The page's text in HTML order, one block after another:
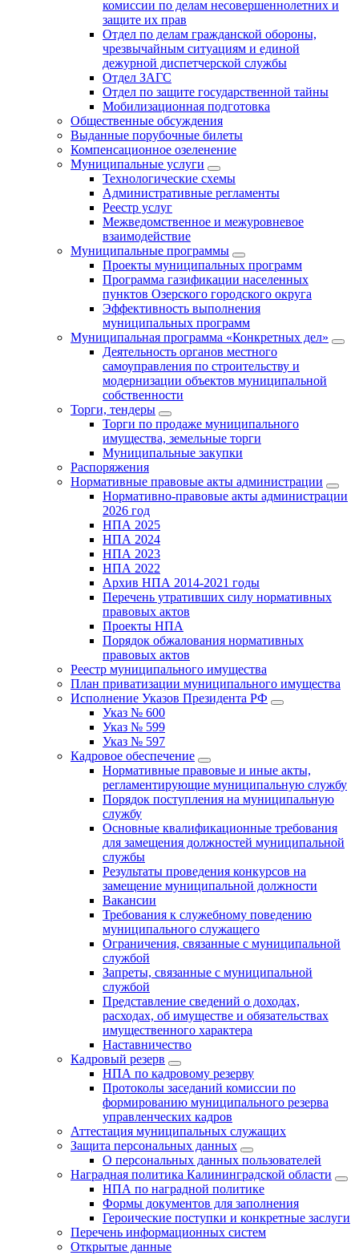
комиссии по делам несовершеннолетних и
защите их прав
Отдел по делам гражданской обороны,
чрезвычайным ситуациям и единой
дежурной диспетчерской службы
Отдел ЗАГС
Отдел по защите государственной тайны
Мобилизационная подготовка
Общественные обсуждения
Выданные порубочные билеты
Компенсационное озеленение
Муниципальные услуги
Технологические схемы
Административные регламенты
Реестр услуг
Межведомственное и межуровневое
взаимодействие
Муниципальные программы
Проекты муниципальных программ
Программа газификации населенных
пунктов Озерского городского округа
Эффективность выполнения
муниципальных программ
Муниципальная программа «Конкретных дел»
Деятельность органов местного
самоуправления по строительству и
модернизации объектов муниципальной
собственности
Торги, тендеры
Торги по продаже муниципального
имущества, земельные торги
Муниципальные закупки
Распоряжения
Нормативные правовые акты администрации
Нормативно-правовые акты администрации
2026 год
НПА 2025
НПА 2024
НПА 2023
НПА 2022
Архив НПА 2014-2021 годы
Перечень утративших силу нормативных
правовых актов
Проекты НПА
Порядок обжалования нормативных
правовых актов
Реестр муниципального имущества
План приватизации муниципального имущества
Исполнение Указов Президента РФ
Указ № 600
Указ № 599
Указ № 597
Кадровое обеспечение
Нормативные правовые и иные акты,
регламентирующие муниципальную службу
Порядок поступления на муниципальную
службу
Основные квалификационные требования
для замещения должностей муниципальной
службы
Результаты проведения конкурсов на
замещение муниципальной должности
Вакансии
Требования к служебному поведению
муниципального служащего
Ограничения, связанные с муниципальной
службой
Запреты, связанные с муниципальной
службой
Представление сведений о доходах,
расходах, об имуществе и обязательствах
имущественного характера
Наставничество
Кадровый резерв
НПА по кадровому резерву
Протоколы заседаний комиссии по
формированию муниципального резерва
управленческих кадров
Аттестация муниципальных служащих
Защита персональных данных
О персональных данных пользователей
Наградная политика Калининградской области
НПА по наградной политике
Формы документов для заполнения
Героические поступки и конкретные заслуги
Перечень информационных систем
Открытые данные